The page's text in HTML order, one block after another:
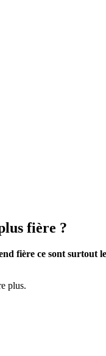
fière ?
fière ce sont surtout
plus.